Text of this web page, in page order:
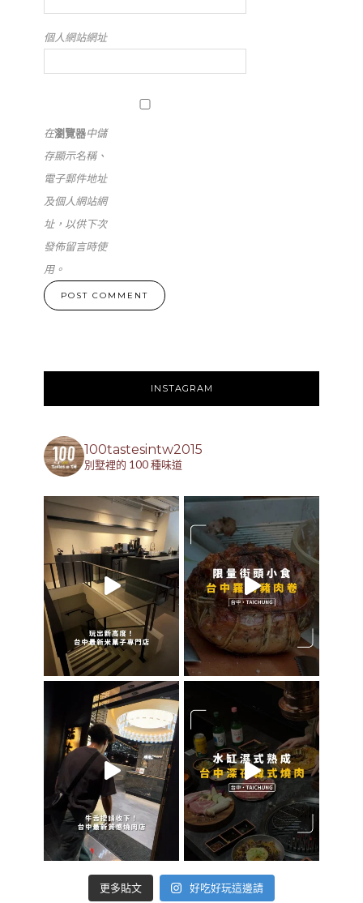
個人網站網址
在瀏覽器中儲
存顯示名稱、
電子郵件地址
及個人網站網
址，以供下次
發佈留言時使
用。
INSTAGRAM
100tastesintw2015
別墅裡的 100 種味道
更多貼文 好吃好玩這邊請